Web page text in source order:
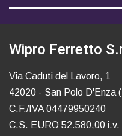
Wipro Ferretto
Via Caduti del Lavoro, 1
42020 - San Polo D'Enza
C.F./IVA 04479950240
C.S. EURO 52.580,00 i.v.